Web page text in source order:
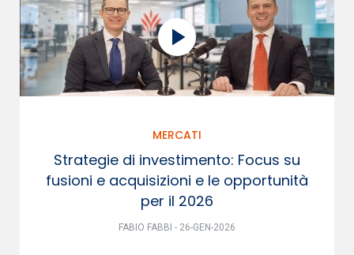
MERCATI
Strategie di investimento: Focus su
fusioni e acquisizioni e le opportunità
per il 2026
FABIO FABBI - 26-GEN-2026